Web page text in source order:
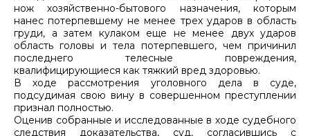
нож хозяйственно-бытового назначения, которым
нанес потерпевшему не менее трех ударов в область
груди, а затем кулаком еще не менее двух ударов
область головы и тела потерпевшего, чем причинил
последнего телесные повреждения,
квалифицирующиеся как тяжкий вред здоровью.
В ходе рассмотрения уголовного дела в суде,
подсудимая свою вину в совершенном преступлении
признал полностью.
Оценив собранные и исследованные в ходе судебного
следствия доказательства, суд, согласившись с